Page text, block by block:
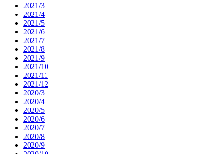
2021/3
2021/4
2021/5
2021/6
2021/7
2021/8
2021/9
2021/10
2021/11
2021/12
2020/3
2020/4
2020/5
2020/6
2020/7
2020/8
2020/9